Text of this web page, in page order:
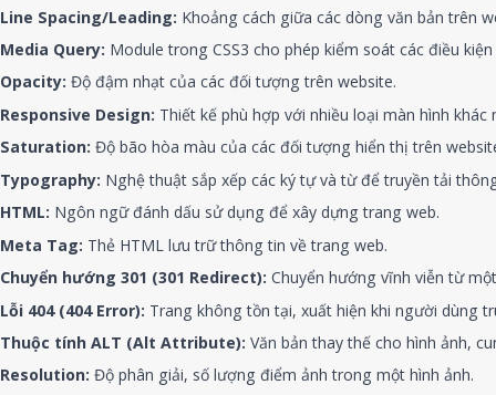
Line Spacing/Leading: Khoảng cách giữa các dòng văn bản trên
Media Query: Module trong CSS3 cho phép kiểm soát các điều
Opacity: Độ đậm nhạt của các đối tượng trên website.
Responsive Design: Thiết kế phù hợp với nhiều loại màn hình khác
Saturation: Độ bão hòa màu của các đối tượng hiển thị trên
Typography: Nghệ thuật sắp xếp các ký tự và từ để truyền tải
HTML: Ngôn ngữ đánh dấu sử dụng để xây dựng trang web.
Meta Tag: Thẻ HTML lưu trữ thông tin về trang web.
Chuyển hướng 301 (301 Redirect): Chuyển hướng vĩnh viễn từ
Lỗi 404 (404 Error): Trang không tồn tại, xuất hiện khi người dùng
Thuộc tính ALT (Alt Attribute): Văn bản thay thế cho hình ảnh,
Resolution: Độ phân giải, số lượng điểm ảnh trong một hình ảnh.